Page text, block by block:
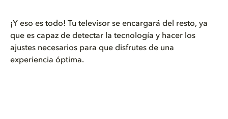
¡Y eso es todo! Tu televisor se encargará del resto, ya
que es capaz de detectar la tecnología y hacer los
ajustes necesarios para que disfrutes de una
experiencia óptima.